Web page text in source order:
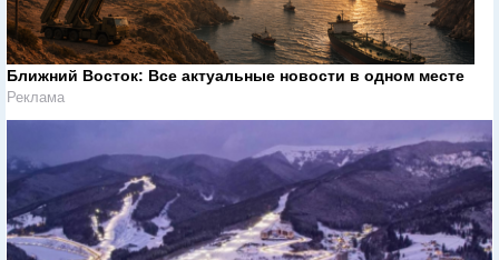
Ближний Восток: Все актуальные новости в одном месте
Реклама